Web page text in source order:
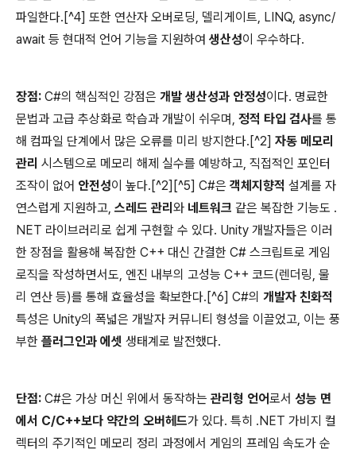
파일한다.[^4] 또한 연산자 오버로딩, 델리게이트, LINQ, async/
await 등 현대적 언어 기능을 지원하여 생산성이 우수하다.
장점: C#의 핵심적인 강점은 개발 생산성과 안정성이다. 명료한
문법과 고급 추상화로 학습과 개발이 쉬우며, 정적 타입 검사를 통
해 컴파일 단계에서 많은 오류를 미리 방지한다.[^2] 자동 메모리
관리 시스템으로 메모리 해제 실수를 예방하고, 직접적인 포인터
조작이 없어 안전성이 높다.[^2][^5] C#은 객체지향적 설계를 자
연스럽게 지원하고, 스레드 관리 와 네트워크 같은 복잡한 기능도 .
NET 라이브러리로 쉽게 구현할 수 있다. Unity 개발자들은 이러
한 장점을 활용해 복잡한 C++ 대신 간결한 C# 스크립트로 게임
로직을 작성하면서도, 엔진 내부의 고성능 C++ 코드(렌더링, 물
리 연산 등)를 통해 효율성을 확보한다.[^6] C#의 개발자 친화적
특성은 Unity의 폭넓은 개발자 커뮤니티 형성을 이끌었고, 이는 풍
부한 플러그인과 에셋 생태계로 발전했다.
단점: C#은 가상 머신 위에서 동작하는 관리형 언어로서 성능 면
에서 C/C++보다 약간의 오버헤드가 있다. 특히 .NET 가비지 컬
렉터의 주기적인 메모리 정리 과정에서 게임의 프레임 속도가 순